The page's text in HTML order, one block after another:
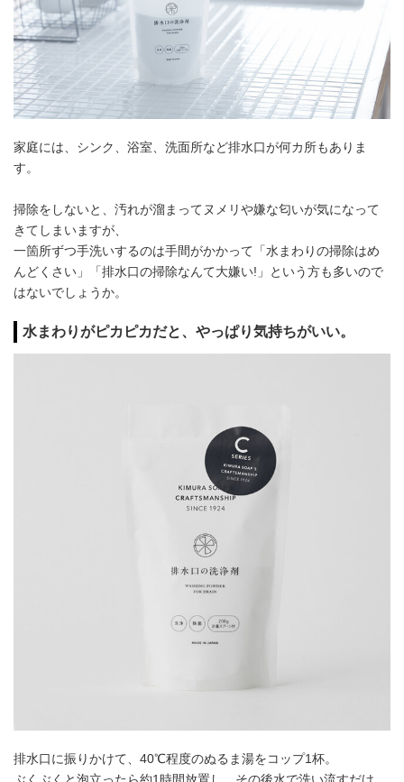
家庭には、シンク、浴室、洗面所など排水口が何カ所もありま
す。
掃除をしないと、汚れが溜まってヌメリや嫌な匂いが気になって
きてしまいますが、
一箇所ずつ手洗いするのは手間がかかって「水まわりの掃除はめ
んどくさい」「排水口の掃除なんて大嫌い!」という方も多いので
はないでしょうか。
水まわりがピカピカだと、やっぱり気持ちがいい。
排水口に振りかけて、40℃程度のぬるま湯をコップ1杯。